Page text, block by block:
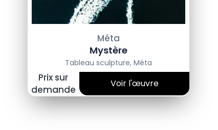
Méta
Mystère
Tableau sculpture, Méta
Prix sur
demande
Voir l'œuvre